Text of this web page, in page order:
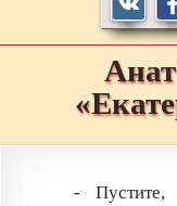
- Пустите,